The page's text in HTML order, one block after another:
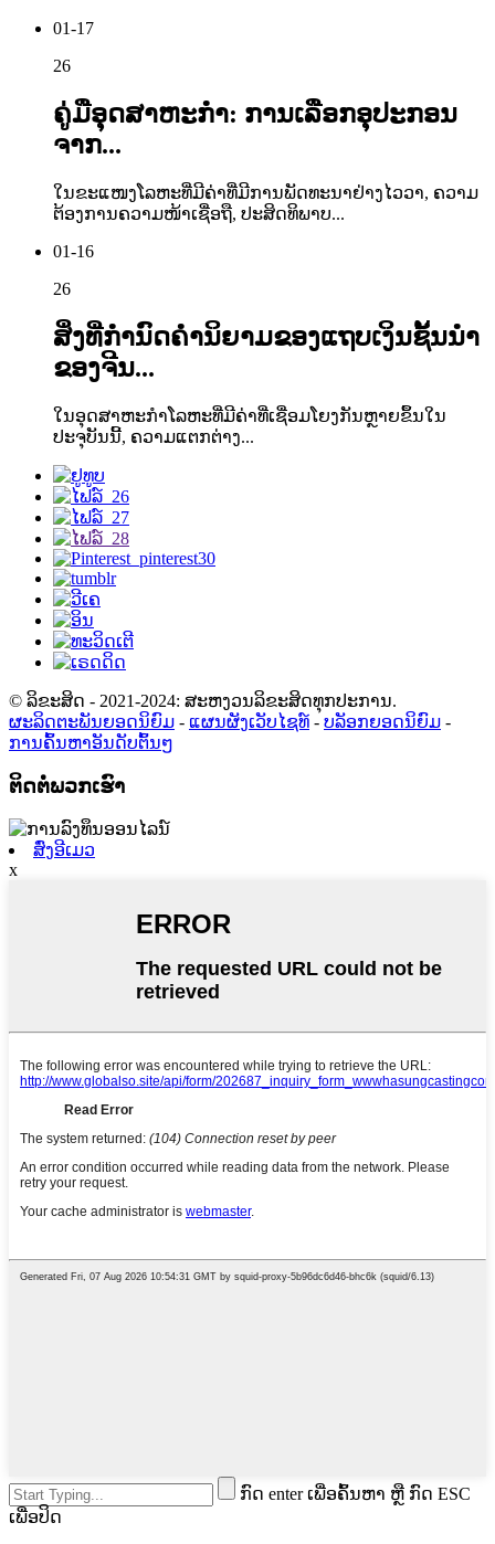
01-17
26
ຄູ່ມືອຸດສາຫະກຳ: ການເລືອກອຸປະກອນ
ຈາກ...
ໃນຂະແໜງໂລຫະທີ່ມີຄ່າທີ່ມີການພັດທະນາຢ່າງໄວວາ, ຄວາມ
ຕ້ອງການຄວາມໜ້າເຊື່ອຖື, ປະສິດທິພາບ...
01-16
26
ສິ່ງທີ່ກຳນົດຄຳນິຍາມຂອງແຖບເງິນຊັ້ນນຳ
ຂອງຈີນ...
ໃນອຸດສາຫະກຳໂລຫະທີ່ມີຄ່າທີ່ເຊື່ອມໂຍງກັນຫຼາຍຂຶ້ນໃນ
ປະຈຸບັນນີ້, ຄວາມແຕກຕ່າງ...
© ລິຂະສິດ - 2021-2024: ສະຫງວນລິຂະສິດທຸກປະການ.
ຜະລິດຕະພັນຍອດນິຍົມ - ແຜນຜັງເວັບໄຊທ໌ - ບລັອກຍອດນິຍົມ -
ການຄົ້ນຫາອັນດັບຕົ້ນໆ
ຕິດຕໍ່ພວກເຮົາ
ສົ່ງອີເມວ
x
ກົດ enter ເພື່ອຄົ້ນຫາ ຫຼື ກົດ ESC
ເພື່ອປິດ